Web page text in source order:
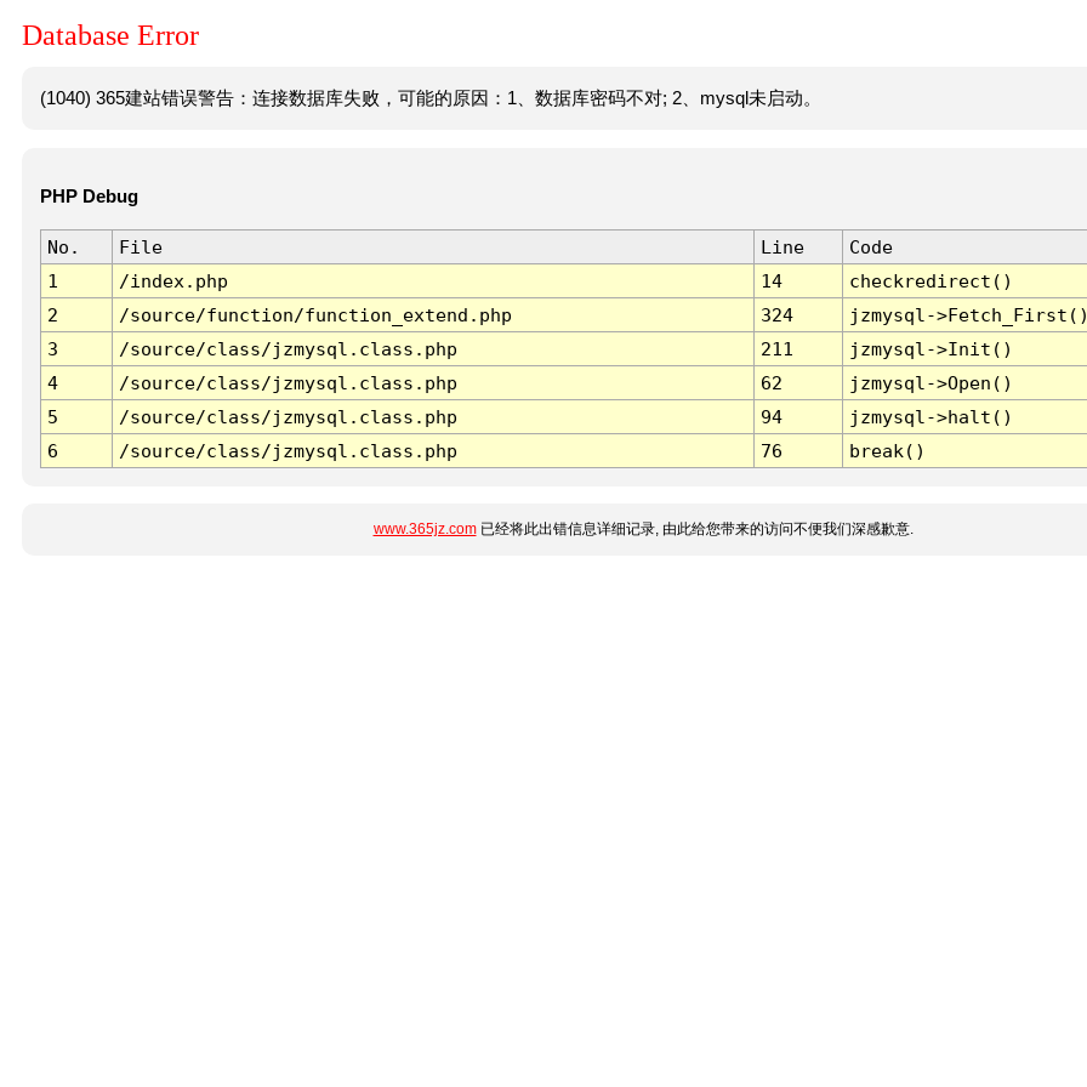
Database Error
(1040) 365建站错误警告：连接数据库失败，可能的原因：1、数据库密码不对; 2、mysql未启动。
PHP Debug
No. File Line
Code
1
/index.php 14
checkredirect()
2
/source/function/function_extend.php 324
jzmysql-
3
/source/class/jzmysql.class.php 211
jzmysql->Init()
4
/source/class/jzmysql.class.php 62
jzmysql->Open()
5
/source/class/jzmysql.class.php 94
jzmysql->halt()
6
/source/class/jzmysql.class.php 76 break()
www.365jz.com已经将此出错信息详细记录, 由此给您带来的访问不便我们深感歉意.